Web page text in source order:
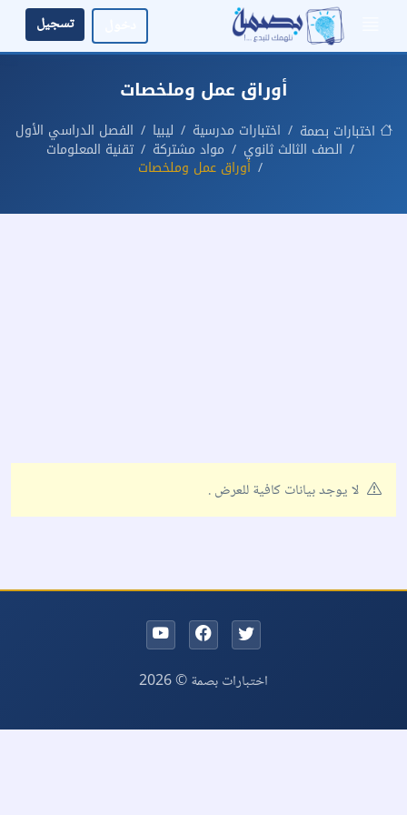
تسجيل
أوراق عمل وملخصات
اختبارات بصمة اختبارات مدرسية ليبيا
الفصل الدراسي الأول
الصف الثالث ثانوي
مواد مشتركة
تقنية المعلومات
أوراق عمل وملخصات
لا يوجد بيانات كافية للعرض .
اختبارات بصمة © 2026